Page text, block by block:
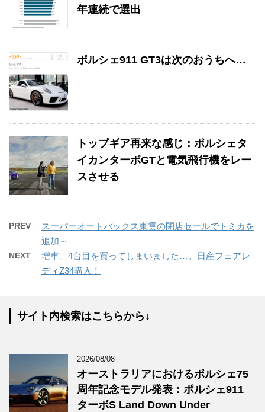
年連続で選出
ポルシェ911 GT3は次のおうちへ…
トップギア再来な感じ：ポルシェタ
イカンターボGTと電気飛行機をレー
スさせる
PREV
スーパーオートバックス東雲の閉店セールでトミカを
追加～
NEXT
増車。4台目を買ってしまいました…。日産フェアレ
ディZ34購入！
サイト内検索はこちらから↓
2026/08/08
オーストラリアにおけるポルシェ75
周年記念モデル発表：ポルシェ911
ターボS Land Down Under